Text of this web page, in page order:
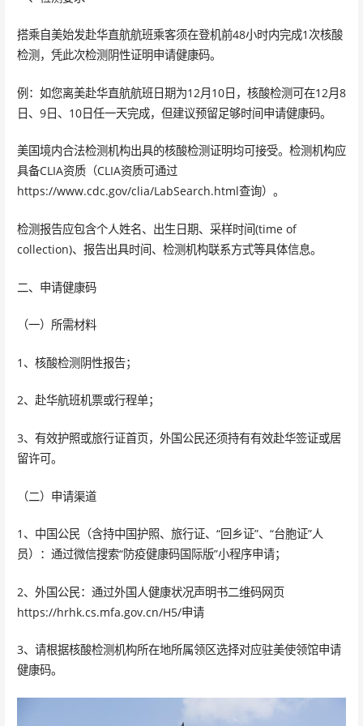
搭乘自美始发赴华直航航班乘客须在登机前48小时内完成1次核酸
检测，凭此次检测阴性证明申请健康码。
例：如您离美赴华直航航班日期为12月10日，核酸检测可在12月8
日、9日、10日任一天完成，但建议预留足够时间申请健康码。
美国境内合法检测机构出具的核酸检测证明均可接受。检测机构应
具备CLIA资质（CLIA资质可通过
https://www.cdc.gov/clia/LabSearch.html查询）。
检测报告应包含个人姓名、出生日期、采样时间(time of
collection)、报告出具时间、检测机构联系方式等具体信息。
二、申请健康码
（一）所需材料
1、核酸检测阴性报告；
2、赴华航班机票或行程单；
3、有效护照或旅行证首页，外国公民还须持有有效赴华签证或居
留许可。
（二）申请渠道
1、中国公民（含持中国护照、旅行证、“回乡证”、“台胞证”人
员）：通过微信搜索“防疫健康码国际版”小程序申请；
2、外国公民：通过外国人健康状况声明书二维码网页
https://hrhk.cs.mfa.gov.cn/H5/申请
3、请根据核酸检测机构所在地所属领区选择对应驻美使领馆申请
健康码。